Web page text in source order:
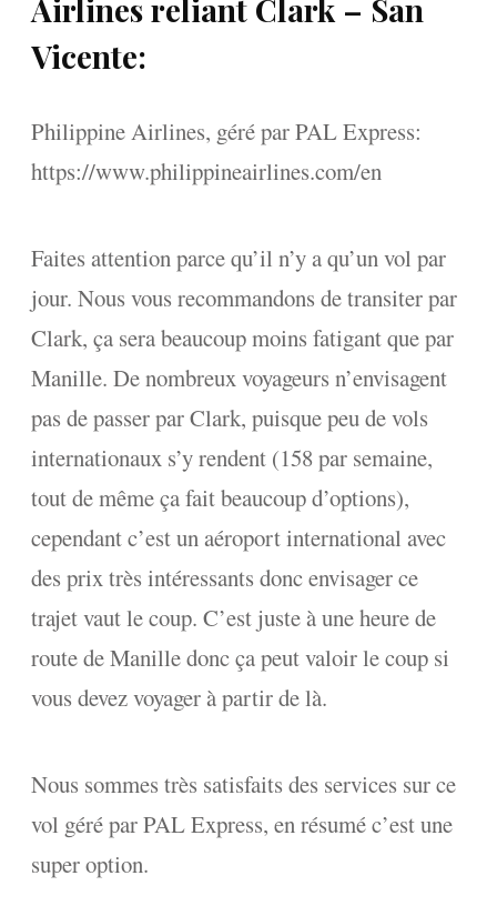
Airlines reliant Clark – San
Vicente:
Philippine Airlines, géré par PAL Express:
https://www.philippineairlines.com/en
Faites attention parce qu’il n’y a qu’un vol par
jour. Nous vous recommandons de transiter par
Clark, ça sera beaucoup moins fatigant que par
Manille. De nombreux voyageurs n’envisagent
pas de passer par Clark, puisque peu de vols
internationaux s’y rendent (158 par semaine,
tout de même ça fait beaucoup d’options),
cependant c’est un aéroport international avec
des prix très intéressants donc envisager ce
trajet vaut le coup. C’est juste à une heure de
route de Manille donc ça peut valoir le coup si
vous devez voyager à partir de là.
Nous sommes très satisfaits des services sur ce
vol géré par PAL Express, en résumé c’est une
super option.